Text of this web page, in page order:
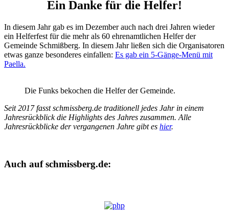
Ein Danke für die Helfer!
In diesem Jahr gab es im Dezember auch nach drei Jahren wieder
ein Helferfest für die mehr als 60 ehrenamtlichen Helfer der
Gemeinde Schmißberg. In diesem Jahr ließen sich die Organisatoren
etwas ganze besonderes einfallen: Es gab ein 5-Gänge-Menü mit
Paella.
Die Funks bekochen die Helfer der Gemeinde.
Seit 2017 fasst schmissberg.de traditionell jedes Jahr in einem
Jahresrückblick die Highlights des Jahres zusammen. Alle
Jahresrückblicke der vergangenen Jahre gibt es hier.
Auch auf schmissberg.de: